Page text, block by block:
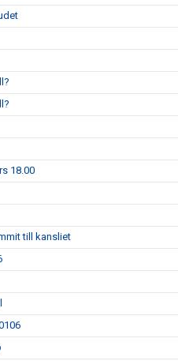
18.00
till kansliet